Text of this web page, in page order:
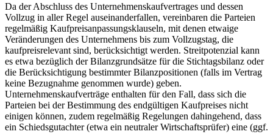
Da der Abschluss des Unternehmenskaufvertrages und dessen
Vollzug in aller Regel auseinanderfallen, vereinbaren die Parteien
regelmäßig Kaufpreisanpassungsklauseln, mit denen etwaige
Veränderungen des Unternehmens bis zum Vollzugstag, die
kaufpreisrelevant sind, berücksichtigt werden. Streitpotenzial kann
es etwa bezüglich der Bilanzgrundsätze für die Stichtagsbilanz oder
die Berücksichtigung bestimmter Bilanzpositionen (falls im Vertrag
keine Bezugnahme genommen wurde) geben.
Unternehmenskaufverträge enthalten für den Fall, dass sich die
Parteien bei der Bestimmung des endgültigen Kaufpreises nicht
einigen können, zudem regelmäßig Regelungen dahingehend, dass
ein Schiedsgutachter (etwa ein neutraler Wirtschaftsprüfer) eine (ggf.